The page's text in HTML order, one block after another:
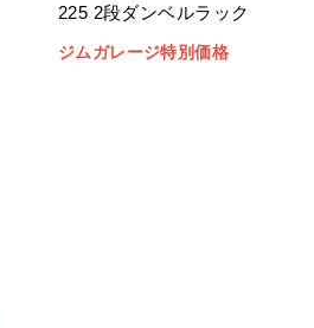
225 2段ダンベルラック
ジムガレージ特別価格